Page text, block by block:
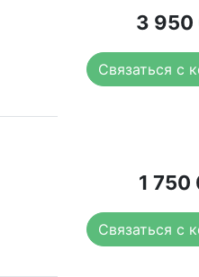
3
Связаться с
1
Связаться с